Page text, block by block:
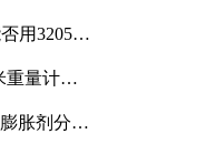
用3205或
重量计算
胀剂分别